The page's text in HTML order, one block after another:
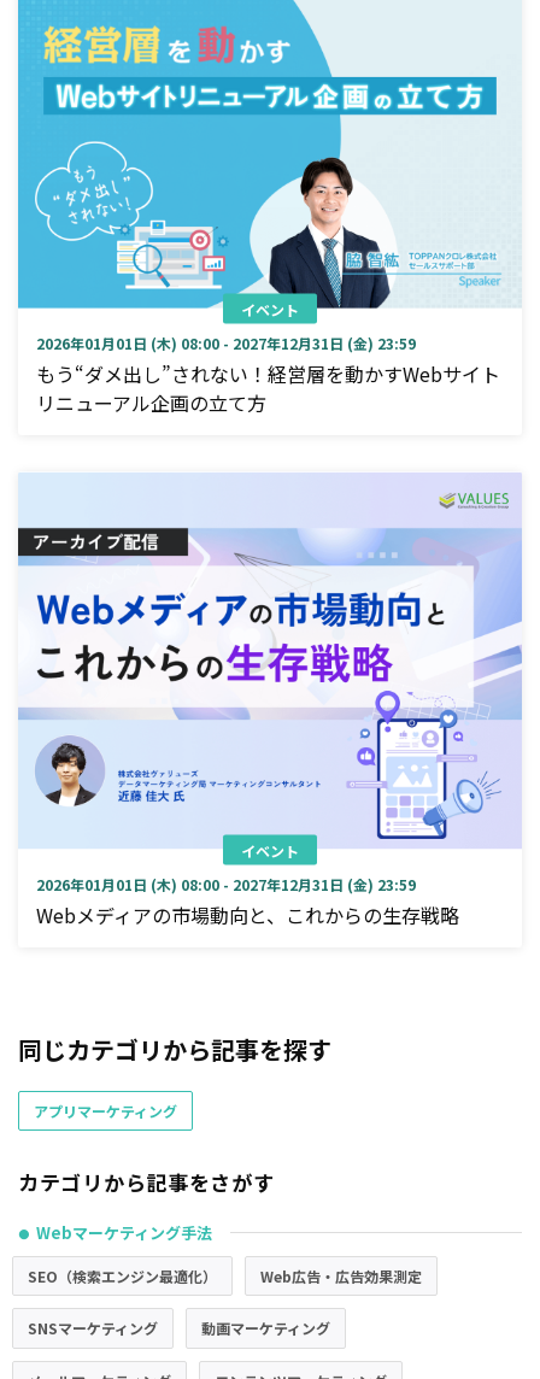
イベント
2026年01月01日 (木) 08:00 - 2027年12月31日 (金) 23:59
もう“ダメ出し”されない！経営層を動かすWebサイト
リニューアル企画の立て方
イベント
2026年01月01日 (木) 08:00 - 2027年12月31日 (金) 23:59
Webメディアの市場動向と、これからの生存戦略
同じカテゴリから記事を探す
アプリマーケティング
カテゴリから記事をさがす
● Webマーケティング手法
SEO（検索エンジン最適化） Web広告・広告効果測定
SNSマーケティング 動画マーケティング